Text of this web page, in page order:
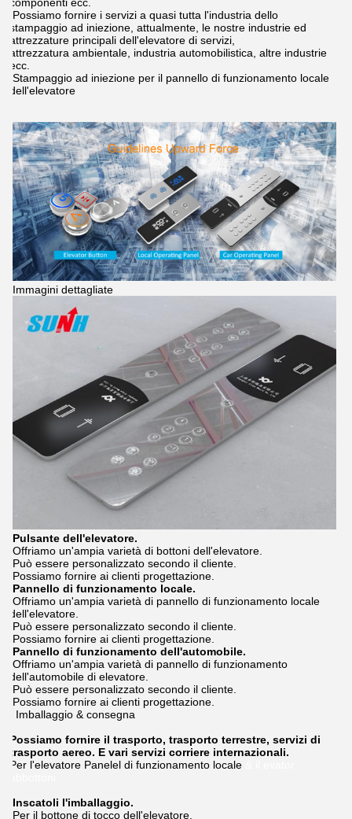
Possiamo fornire i servizi a quasi tutta l'industria dello
stampaggio ad iniezione, attualmente, le nostre industrie ed
attrezzature principali dell'elevatore di servizi,
attrezzatura ambientale, industria automobilistica, altre industrie
ecc.
Stampaggio ad iniezione per il pannello di funzionamento locale
dell'elevatore
Immagini dettagliate
Pulsante dell'elevatore.
Offriamo un'ampia varietà di bottoni dell'elevatore.
Può essere personalizzato secondo il cliente.
Possiamo fornire ai clienti progettazione.
Pannello di funzionamento locale.
Offriamo un'ampia varietà di pannello di funzionamento locale
dell'elevatore.
Può essere personalizzato secondo il cliente.
Possiamo fornire ai clienti progettazione.
Pannello di funzionamento dell'automobile.
Offriamo un'ampia varietà di pannello di funzionamento
dell'automobile di elevatore.
Può essere personalizzato secondo il cliente.
Possiamo fornire ai clienti progettazione.
Imballaggio & consegna